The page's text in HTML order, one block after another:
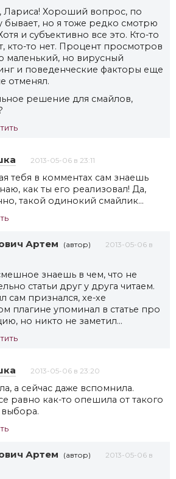
Лариса! Хороший вопрос, по
бывает, но я тоже редко смотрю
и субъективно все это. Кто-то
кто-то нет. Процент просмотров
маленький, но вирусный
и поведенческие факторы еще
отменял.
решение для смайлов,
2013-05-06 в 23:11
тебя в комментах сам знаешь
как ты его реализовал! Да,
такой одинокий смайлик…
Артем (автор)
2013-05-06 в
знаешь в чем, что не
статьи друг у друга читаем.
сам признался, хе-хе
плагине упоминал в статье про
но никто не заметил…
2013-05-06 в 23:20
а сейчас даже вспомнила.
равно как-то опешила от такого
Артем (автор)
2013-05-06 в